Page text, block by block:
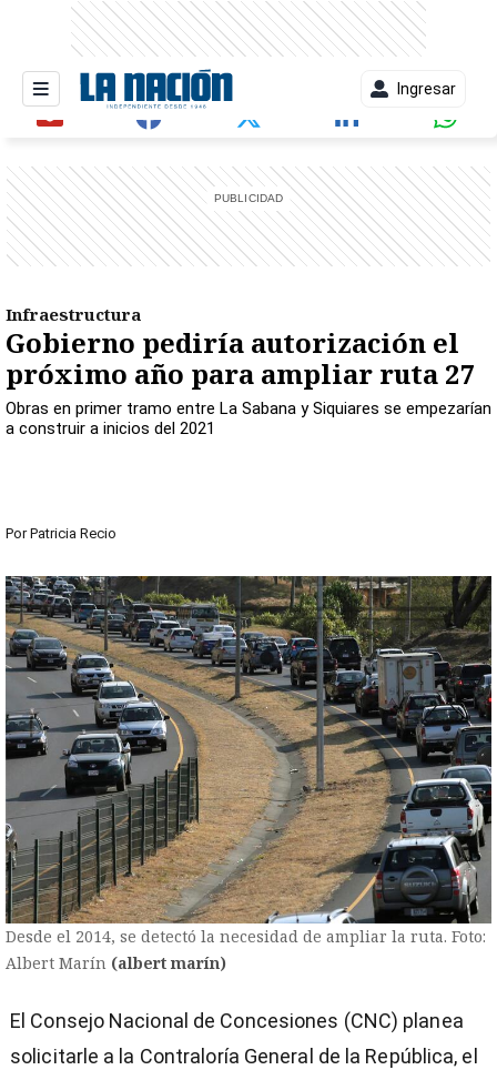
Ingresar
Infraestructura
Gobierno pediría autorización el
próximo año para ampliar ruta 27
Obras en primer tramo entre La Sabana y Siquiares se empezarían
a construir a inicios del 2021
Por Patricia Recio
Desde el 2014, se detectó la necesidad de ampliar la ruta. Foto:
Albert Marín (albert marín)
El Consejo Nacional de Concesiones (CNC) planea
solicitarle a la Contraloría General de la República, el